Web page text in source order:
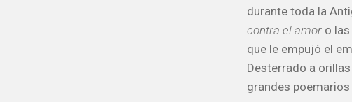
durante toda la
contra el amor o las
que le empujó el
Desterrado a
grandes